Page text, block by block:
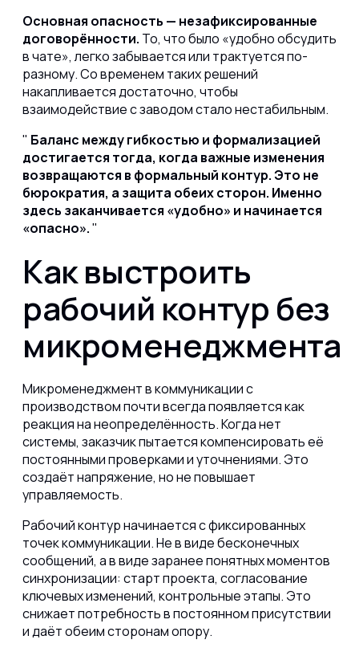
Основная опасность — незафиксированные
договорённости. То, что было «удобно обсудить
в чате», легко забывается или трактуется по-
разному. Со временем таких решений
накапливается достаточно, чтобы
взаимодействие с заводом стало нестабильным.
Баланс между гибкостью и формализацией
достигается тогда, когда важные изменения
возвращаются в формальный контур. Это не
бюрократия, а защита обеих сторон. Именно
здесь заканчивается «удобно» и начинается
«опасно».
Как выстроить
рабочий контур без
микроменеджмента
Микроменеджмент в коммуникации с
производством почти всегда появляется как
реакция на неопределённость. Когда нет
системы, заказчик пытается компенсировать её
постоянными проверками и уточнениями. Это
создаёт напряжение, но не повышает
управляемость.
Рабочий контур начинается с фиксированных
точек коммуникации. Не в виде бесконечных
сообщений, а в виде заранее понятных моментов
синхронизации: старт проекта, согласование
ключевых изменений, контрольные этапы. Это
снижает потребность в постоянном присутствии
и даёт обеим сторонам опору.